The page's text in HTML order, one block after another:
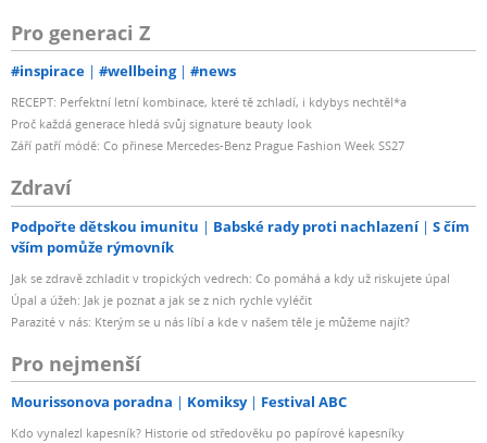
Pro generaci Z
#inspirace #wellbeing #news
RECEPT: Perfektní letní kombinace, které tě zchladí, i kdybys nechtěl*a
Proč každá generace hledá svůj signature beauty look
Září patří módě: Co přinese Mercedes-Benz Prague Fashion Week SS27
Zdraví
Podpořte dětskou imunitu Babské rady proti nachlazení
S čím
vším pomůže rýmovník
Jak se zdravě zchladit v tropických vedrech: Co pomáhá a kdy už riskujete úpal
Úpal a úžeh: Jak je poznat a jak se z nich rychle vyléčit
Parazité v nás: Kterým se u nás líbí a kde v našem těle je můžeme najít?
Pro nejmenší
Mourissonova poradna Komiksy Festival ABC
Kdo vynalezl kapesník? Historie od středověku po papírové kapesníky